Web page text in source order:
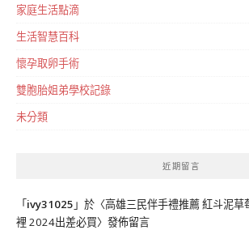
家庭生活點滴
生活智慧百科
懷孕取卵手術
雙胞胎姐弟學校記錄
未分類
近期留言
「ivy31025 」於〈高雄三民伴手禮推薦 紅斗泥草
裡 2024出差必買〉發佈留言